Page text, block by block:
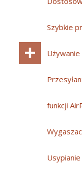
Szybkie
funkcji